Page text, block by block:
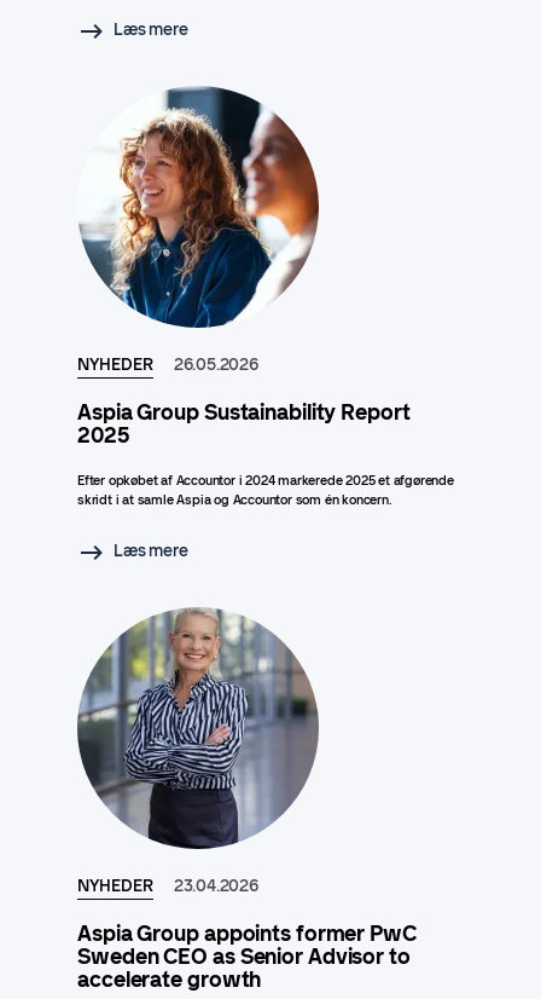
Læs mere
NYHEDER 26.05.2026
Aspia Group Sustainability Report
2025
Efter opkøbet af Accountor i 2024 markerede 2025 et afgørende
skridt i at samle Aspia og Accountor som én koncern.
Læs mere
NYHEDER 23.04.2026
Aspia Group appoints former PwC
Sweden CEO as Senior Advisor to
accelerate growth